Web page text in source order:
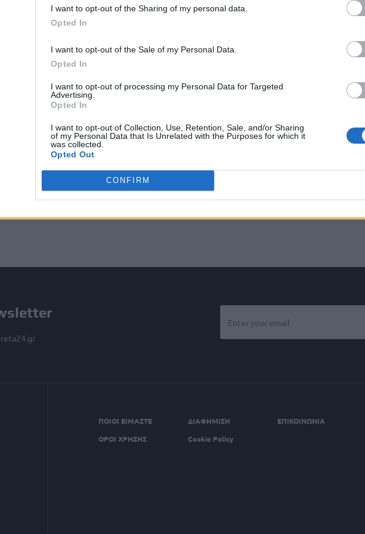
I want to opt-out of the Sharing of my personal data.
Opted In
I want to opt-out of the Sale of my Personal Data.
Opted In
I want to opt-out of processing my Personal Data for Targeted
Advertising.
Opted In
I want to opt-out of Collection, Use, Retention, Sale, and/or Sharing
of my Personal Data that Is Unrelated with the Purposes for which it
was collected.
Opted Out
CONFIRM
της ΝΔ
ανακοίνωσε το
ΠΟΙΟΙ ΕΙΜΑΣΤΕ ΔΙΑΦΗΜΙΣΗ
ΕΠΙΚΟΙΝΩΝΙΑ
ΟΡΟΙ ΧΡΗΣΗΣ
Cookie Policy